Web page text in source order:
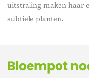
uitstraling maken haar
subtiele planten.
Bloempot